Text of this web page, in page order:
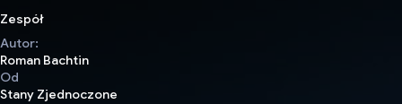
Zespół
Autor:
Roman Bachtin
Od
Stany Zjednoczone